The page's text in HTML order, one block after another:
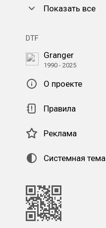
Показать все
DTF
Granger
1990 - 2025
О проекте
Правила
Реклама
Системная тема